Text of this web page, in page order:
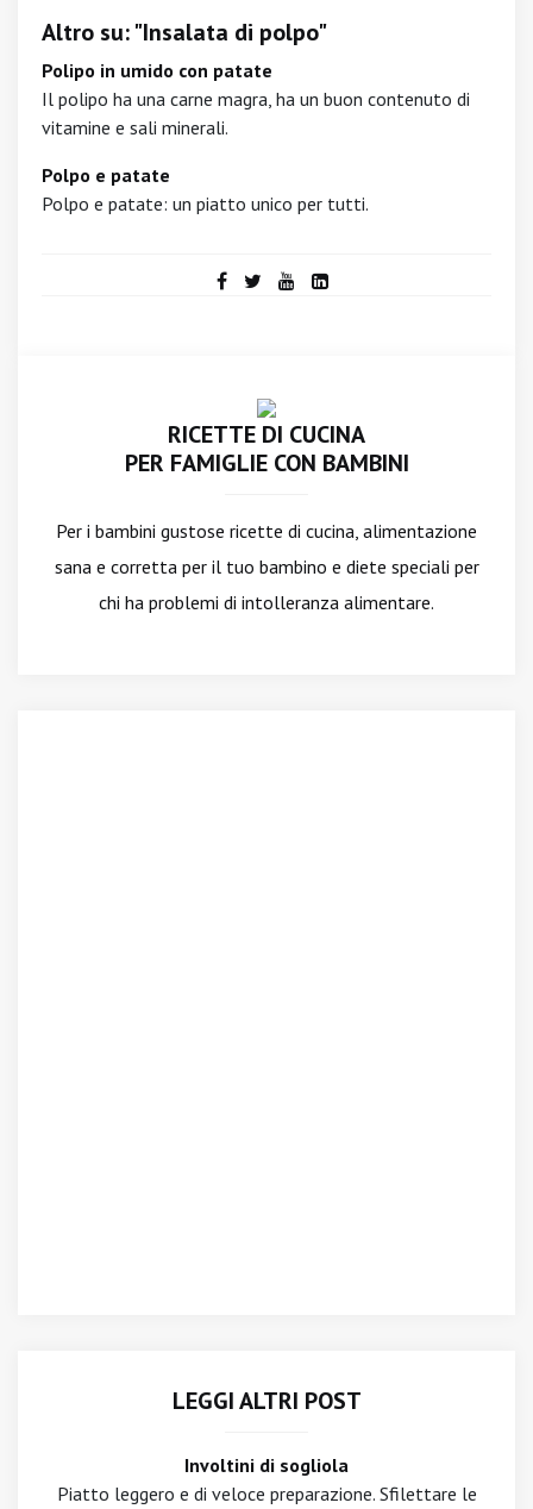
Altro su: "Insalata di polpo"
Polipo in umido con patate
Il polipo ha una carne magra, ha un buon contenuto di
vitamine e sali minerali.
Polpo e patate
Polpo e patate: un piatto unico per tutti.
RICETTE DI CUCINA
PER FAMIGLIE CON BAMBINI
Per i bambini gustose ricette di cucina, alimentazione
sana e corretta per il tuo bambino e diete speciali per
chi ha problemi di intolleranza alimentare.
LEGGI ALTRI POST
Involtini di sogliola
Piatto leggero e di veloce preparazione. Sfilettare le